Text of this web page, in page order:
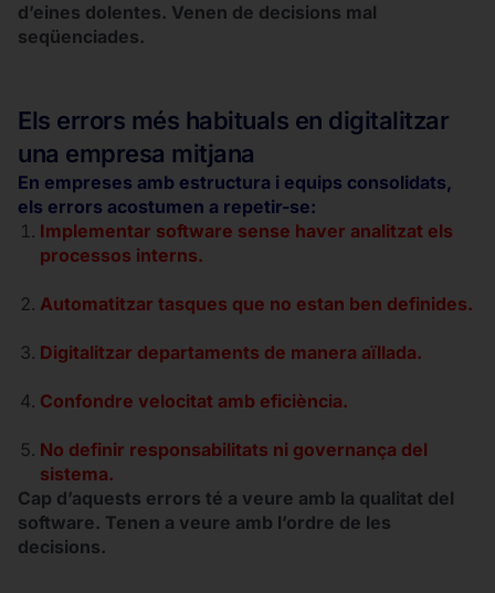
d’eines dolentes. Venen de decisions mal
seqüenciades.
Els errors més habituals en digitalitzar
una empresa mitjana
En empreses amb estructura i equips consolidats,
els errors acostumen a repetir-se:
Implementar software sense haver analitzat els
processos interns.
Automatitzar tasques que no estan ben definides.
Digitalitzar departaments de manera aïllada.
Confondre velocitat amb eficiència.
No definir responsabilitats ni governança del
sistema.
Cap d’aquests errors té a veure amb la qualitat del
software. Tenen a veure amb l’ordre de les
decisions.